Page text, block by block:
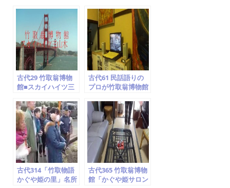
b
o
o
k
古代29 竹取翁博物
館■スカイハイツ三
古代61 民話語りの
プロが竹取翁博物館
ト空海説
古代314「竹取物語
かぐや姫の里」名所
古代365 竹取翁博物
館「かぐや姫サロン